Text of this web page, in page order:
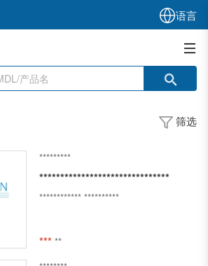
语言
筛选
*********
*******************************
************ **********
*** **